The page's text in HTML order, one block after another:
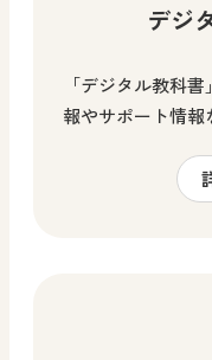
デジ
「デジタル教科
報やサポート情報